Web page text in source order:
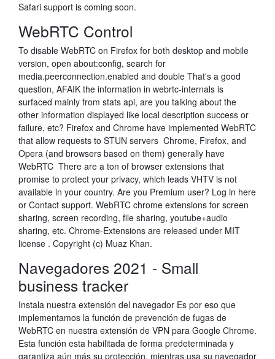
Safari support is coming soon.
WebRTC Control
To disable WebRTC on Firefox for both desktop and mobile
version, open about:config, search for
media.peerconnection.enabled and double That's a good
question, AFAIK the information in webrtc-internals is
surfaced mainly from stats api, are you talking about the
other information displayed like local description success or
failure, etc? Firefox and Chrome have implemented WebRTC
that allow requests to STUN servers Chrome, Firefox, and
Opera (and browsers based on them) generally have
WebRTC There are a ton of browser extensions that
promise to protect your privacy, which leads VHTV is not
available in your country. Are you Premium user? Log in here
or Contact support. WebRTC chrome extensions for screen
sharing, screen recording, file sharing, youtube+audio
sharing, etc. Chrome-Extensions are released under MIT
license . Copyright (c) Muaz Khan.
Navegadores 2021 - Small
business tracker
Instala nuestra extensión del navegador Es por eso que
implementamos la función de prevención de fugas de
WebRTC en nuestra extensión de VPN para Google Chrome.
Esta función esta habilitada de forma predeterminada y
garantiza aún más su protección, mientras usa su navegador